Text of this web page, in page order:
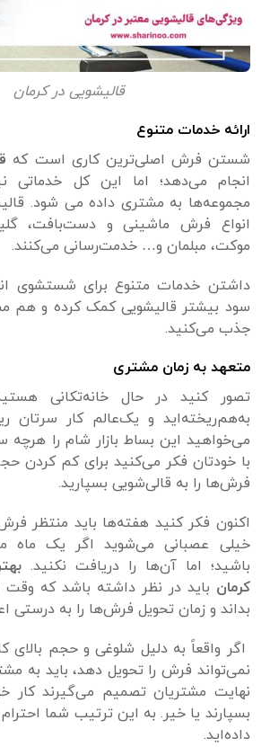
قالیشویی در کرمان
ارائه خدمات متنوع
شستن فرش اصلی‌ترین کاری است که
انجام می‌دهد؛ اما این کل
مجموعه‌ها به مشتری داده می‌ شود.
انواع فرش ماشینی و دست‌بافت،
موکت، مبلمان و… خدمت‌رسانی می‌کنند.
داشتن خدمات متنوع برای شستشوی
سود بیشتر قالیشویی کمک کرده و هم
جذب می‌کنید.
متعهد به زمان مشتری
تصور کنید در حال خانه‌تکانی
به‌هم‌ریخته‌اید و یک‌عالم کار سرتان
می‌خواهید این بساط بازار شام را هرچه
با خودتان فکر می‌کنید برای کم کردن
فرش‌ها را به قالی‌شویی بسپارید.
اکنون فکر کنید هفته‌ها باید منتظر
خیلی عصبانی می‌شوید اگر یک ماه
باشید؛ اما آن‌ها را دریافت نکنید.
کرمان باید در نظر داشته باشد که وقت
بداند و زمان تحویل فرش‌ها را به درستی
اگر واقعاً به دلیل شلوغی و حجم بالای
نمی‌تواند فرش را تحویل دهد، باید به
نهایت مشتریان تصمیم می‌گیرند کار
بسپارند یا خیر. به این ترتیب شما
داده‌اید.